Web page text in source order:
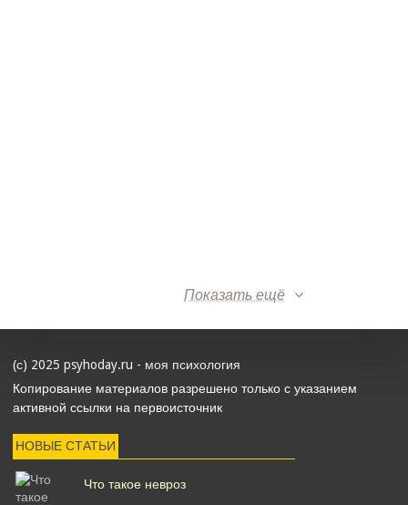
Показать ещё
(с) 2025 psyhoday.ru - моя психология
Копирование материалов разрешено только с указанием
активной ссылки на первоисточник
НОВЫЕ СТАТЬИ
Что такое невроз